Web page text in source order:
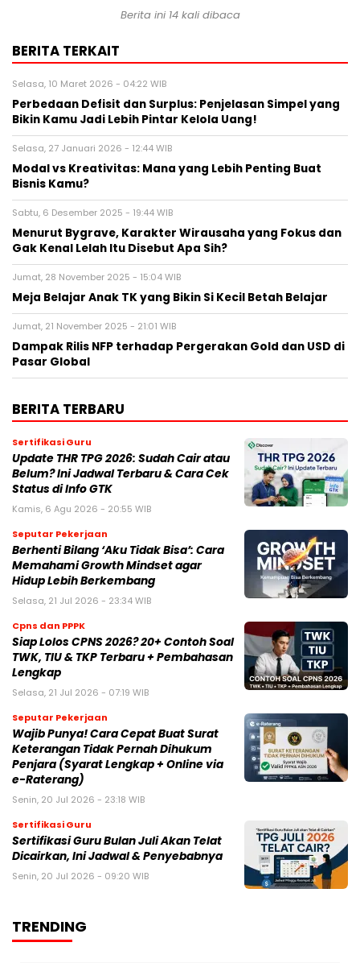
Berita ini 14 kali dibaca
BERITA TERKAIT
Selasa, 10 Maret 2026 - 04:22 WIB
Perbedaan Defisit dan Surplus: Penjelasan Simpel yang
Bikin Kamu Jadi Lebih Pintar Kelola Uang!
Selasa, 27 Januari 2026 - 12:44 WIB
Modal vs Kreativitas: Mana yang Lebih Penting Buat
Bisnis Kamu?
Sabtu, 6 Desember 2025 - 19:44 WIB
Menurut Bygrave, Karakter Wirausaha yang Fokus dan
Gak Kenal Lelah Itu Disebut Apa Sih?
Jumat, 28 November 2025 - 15:04 WIB
Meja Belajar Anak TK yang Bikin Si Kecil Betah Belajar
Jumat, 21 November 2025 - 21:01 WIB
Dampak Rilis NFP terhadap Pergerakan Gold dan USD di
Pasar Global
BERITA TERBARU
Sertifikasi Guru
Update THR TPG 2026: Sudah Cair atau
Belum? Ini Jadwal Terbaru & Cara Cek
Status di Info GTK
Kamis, 6 Agu 2026 - 20:55 WIB
Seputar Pekerjaan
Berhenti Bilang ‘Aku Tidak Bisa’: Cara
Memahami Growth Mindset agar
Hidup Lebih Berkembang
Selasa, 21 Jul 2026 - 23:34 WIB
Cpns dan PPPK
Siap Lolos CPNS 2026? 20+ Contoh Soal
TWK, TIU & TKP Terbaru + Pembahasan
Lengkap
Selasa, 21 Jul 2026 - 07:19 WIB
Seputar Pekerjaan
Wajib Punya! Cara Cepat Buat Surat
Keterangan Tidak Pernah Dihukum
Penjara (Syarat Lengkap + Online via
e-Raterang)
Senin, 20 Jul 2026 - 23:18 WIB
Sertifikasi Guru
Sertifikasi Guru Bulan Juli Akan Telat
Dicairkan, Ini Jadwal & Penyebabnya
Senin, 20 Jul 2026 - 09:20 WIB
TRENDING